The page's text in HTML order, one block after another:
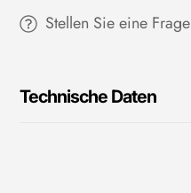
Stellen Sie eine Frage
Technische Daten